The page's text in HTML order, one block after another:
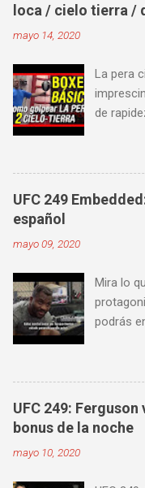
loca / cielo tierra /
mayo 14, 2020
La pera
de
fuerza
es
contra
algunos
golpear
lista de
UFC 249
español
mayo 09, 2020
Mira lo
podrás
que día
con un
Vlog
UFC 249:
bonus de la noche
mayo 10, 2020